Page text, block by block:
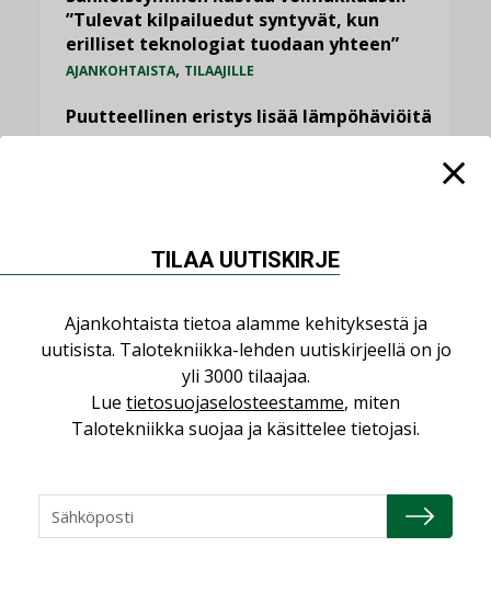
”Tulevat kilpailuedut syntyvät, kun
erilliset teknologiat tuodaan yhteen”
AJANKOHTAISTA, TILAAJILLE
Puutteellinen eristys lisää lämpöhäviöitä
NÄKÖKULMIA
Puheista tekoihin – uusin teknologia
käyttöön kiinteistöissä
TILAA UUTISKIRJE
Ajankohtaista tietoa alamme kehityksestä ja
uutisista. Talotekniikka-lehden uutiskirjeellä on jo
yli 3000 tilaajaa.
Lue tietosuojaselosteestamme, miten
Talotekniikka suojaa ja käsittelee tietojasi.